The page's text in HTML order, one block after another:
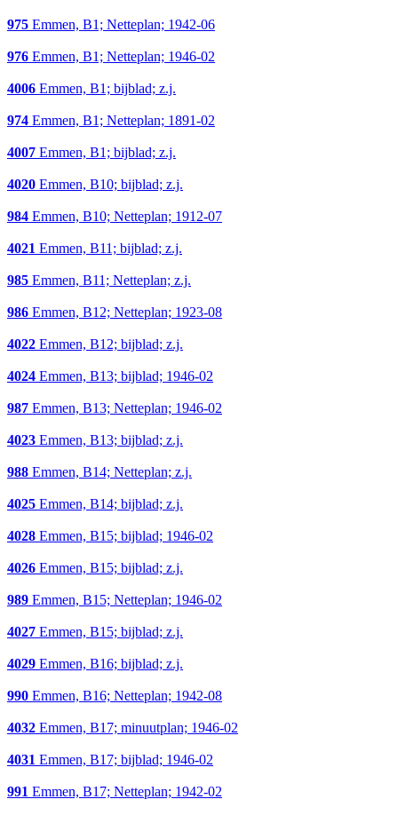
975 Emmen, B1; Netteplan; 1942-06
976 Emmen, B1; Netteplan; 1946-02
4006 Emmen, B1; bijblad; z.j.
974 Emmen, B1; Netteplan; 1891-02
4007 Emmen, B1; bijblad; z.j.
4020 Emmen, B10; bijblad; z.j.
984 Emmen, B10; Netteplan; 1912-07
4021 Emmen, B11; bijblad; z.j.
985 Emmen, B11; Netteplan; z.j.
986 Emmen, B12; Netteplan; 1923-08
4022 Emmen, B12; bijblad; z.j.
4024 Emmen, B13; bijblad; 1946-02
987 Emmen, B13; Netteplan; 1946-02
4023 Emmen, B13; bijblad; z.j.
988 Emmen, B14; Netteplan; z.j.
4025 Emmen, B14; bijblad; z.j.
4028 Emmen, B15; bijblad; 1946-02
4026 Emmen, B15; bijblad; z.j.
989 Emmen, B15; Netteplan; 1946-02
4027 Emmen, B15; bijblad; z.j.
4029 Emmen, B16; bijblad; z.j.
990 Emmen, B16; Netteplan; 1942-08
4032 Emmen, B17; minuutplan; 1946-02
4031 Emmen, B17; bijblad; 1946-02
991 Emmen, B17; Netteplan; 1942-02